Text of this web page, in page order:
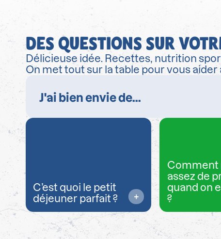
DES QUESTIONS SUR
Délicieuse idée. Recettes, nutrition
On met tout sur la table pour vous aider
C’est quoi le petit
déjeuner parfait ?
Comment
assez de
quand on
?